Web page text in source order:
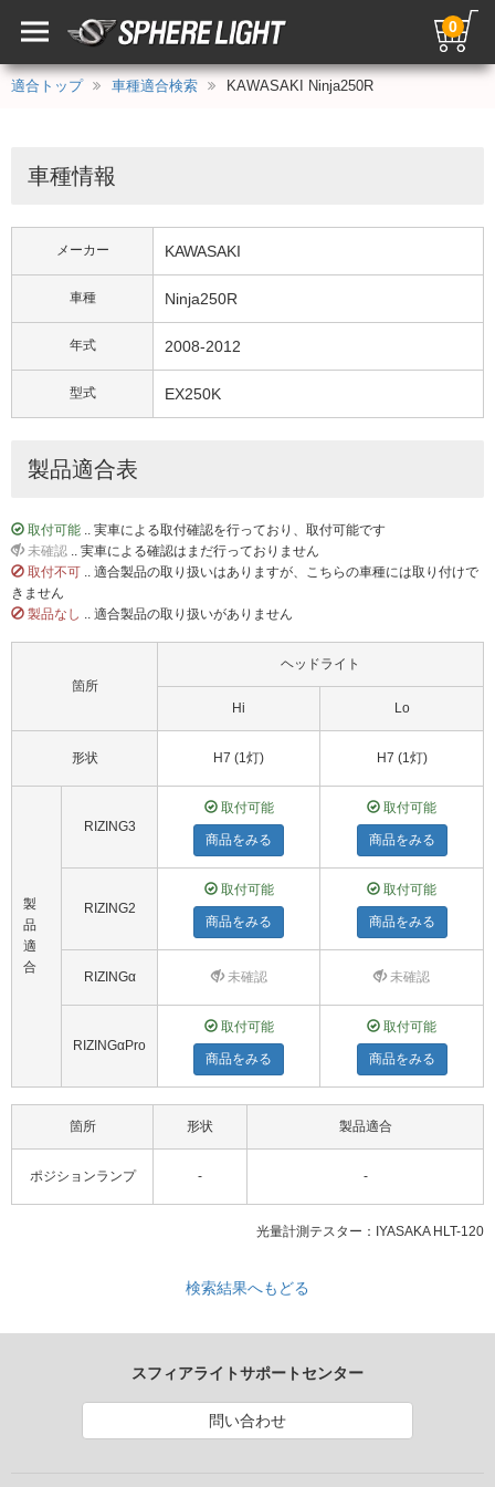
0
適合トップ 車種適合検索 KAWASAKI Ninja250R
車種情報
メーカー KAWASAKI
車種 Ninja250R
年式 2008-2012
型式 EX250K
製品適合表
取付可能 .. 実車による取付確認を行っており、取付可能です
未確認 .. 実車による確認はまだ行っておりません
取付不可 .. 適合製品の取り扱いはありますが、こちらの車種には取り付けで
きません
製品なし .. 適合製品の取り扱いがありません
箇所
ヘッドライト
Hi Lo
形状 H7 (1灯) H7 (1灯)
製
品
適
合
RIZING3
取付可能
商品をみる
取付可能
商品をみる
RIZING2
取付可能
商品をみる
取付可能
商品をみる
RIZINGα 未確認 未確認
RIZINGαPro
取付可能
商品をみる
取付可能
商品をみる
箇所 形状 製品適合
ポジションランプ - -
光量計測テスター：IYASAKA HLT-120
検索結果へもどる
スフィアライトサポートセンター
問い合わせ